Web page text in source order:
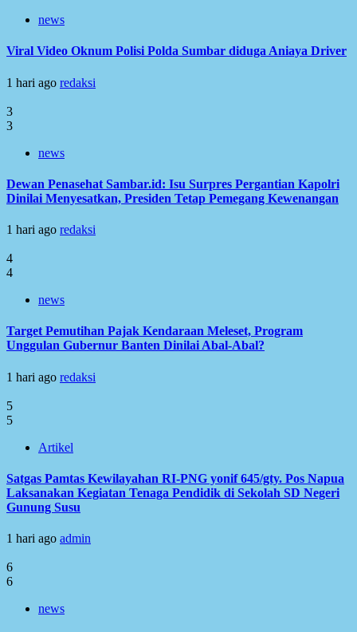
news
Viral Video Oknum Polisi Polda Sumbar diduga Aniaya Driver
1 hari ago redaksi
3
3
news
Dewan Penasehat Sambar.id: Isu Surpres Pergantian Kapolri
Dinilai Menyesatkan, Presiden Tetap Pemegang Kewenangan
1 hari ago redaksi
4
4
news
Target Pemutihan Pajak Kendaraan Meleset, Program
Unggulan Gubernur Banten Dinilai Abal-Abal?
1 hari ago redaksi
5
5
Artikel
Satgas Pamtas Kewilayahan RI-PNG yonif 645/gty. Pos Napua
Laksanakan Kegiatan Tenaga Pendidik di Sekolah SD Negeri
Gunung Susu
1 hari ago admin
6
6
news